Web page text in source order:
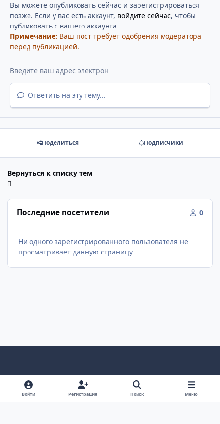
Вы можете опубликовать сейчас и зарегистрироваться
позже. Если у вас есть аккаунт, войдите сейчас, чтобы
публиковать с вашего аккаунта.
Примечание: Ваш пост требует одобрения модератора
перед публикацией.
Ответить на эту тему...
Поделиться Подписчики
Вернуться к списку тем
Последние посетители 0
Ни одного зарегистрированного пользователя не
просматривает данную страницу.
Светлый режим
Темный режим
Как в системе
v
k
Политика конфиденциальности
Войти Регистрация Поиск Меню